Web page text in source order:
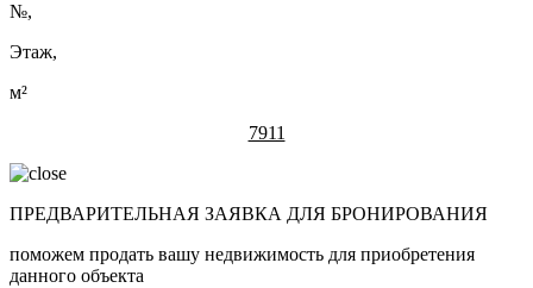
№,
Этаж,
м²
7911
ПРЕДВАРИТЕЛЬНАЯ ЗАЯВКА ДЛЯ БРОНИРОВАНИЯ
поможем продать вашу недвижимость для приобретения
данного объекта